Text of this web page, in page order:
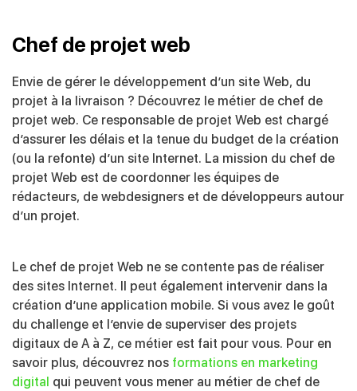
Chef de projet web
Envie de gérer le développement d’un site Web, du
projet à la livraison ? Découvrez le métier de chef de
projet web. Ce responsable de projet Web est chargé
d’assurer les délais et la tenue du budget de la création
(ou la refonte) d’un site Internet. La mission du chef de
projet Web est de coordonner les équipes de
rédacteurs, de webdesigners et de développeurs autour
d’un projet.
Le chef de projet Web ne se contente pas de réaliser
des sites Internet. Il peut également intervenir dans la
création d’une application mobile. Si vous avez le goût
du challenge et l’envie de superviser des projets
digitaux de A à Z, ce métier est fait pour vous. Pour en
savoir plus, découvrez nos formations en marketing
digital qui peuvent vous mener au métier de chef de